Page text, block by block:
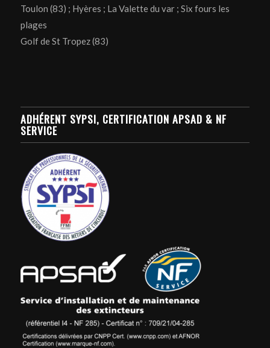
Toulon (83) ; Hyères ; La Valette du var ; Six fours les
plages
Golf de St Tropez (83)
ADHÉRENT SYPSI, CERTIFICATION APSAD & NF
SERVICE